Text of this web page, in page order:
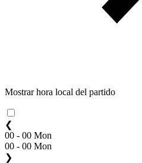
Mostrar hora local del partido
❮
00 - 00 Mon
00 - 00 Mon
❯